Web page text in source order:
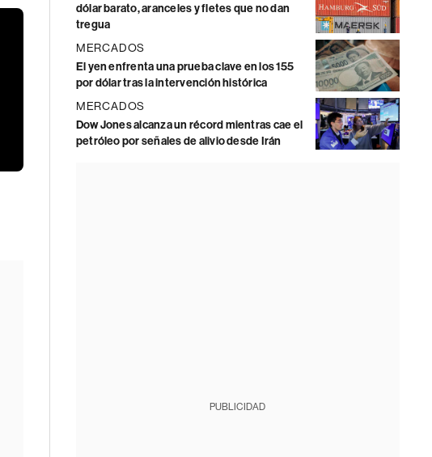
dólar barato, aranceles y fletes que no dan
tregua
MERCADOS
El yen enfrenta una prueba clave en los 155
por dólar tras la intervención histórica
MERCADOS
Dow Jones alcanza un récord mientras cae el
petróleo por señales de alivio desde Irán
PUBLICIDAD